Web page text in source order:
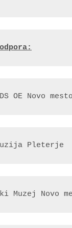
OE Novo mesto
Pleterje
Novo